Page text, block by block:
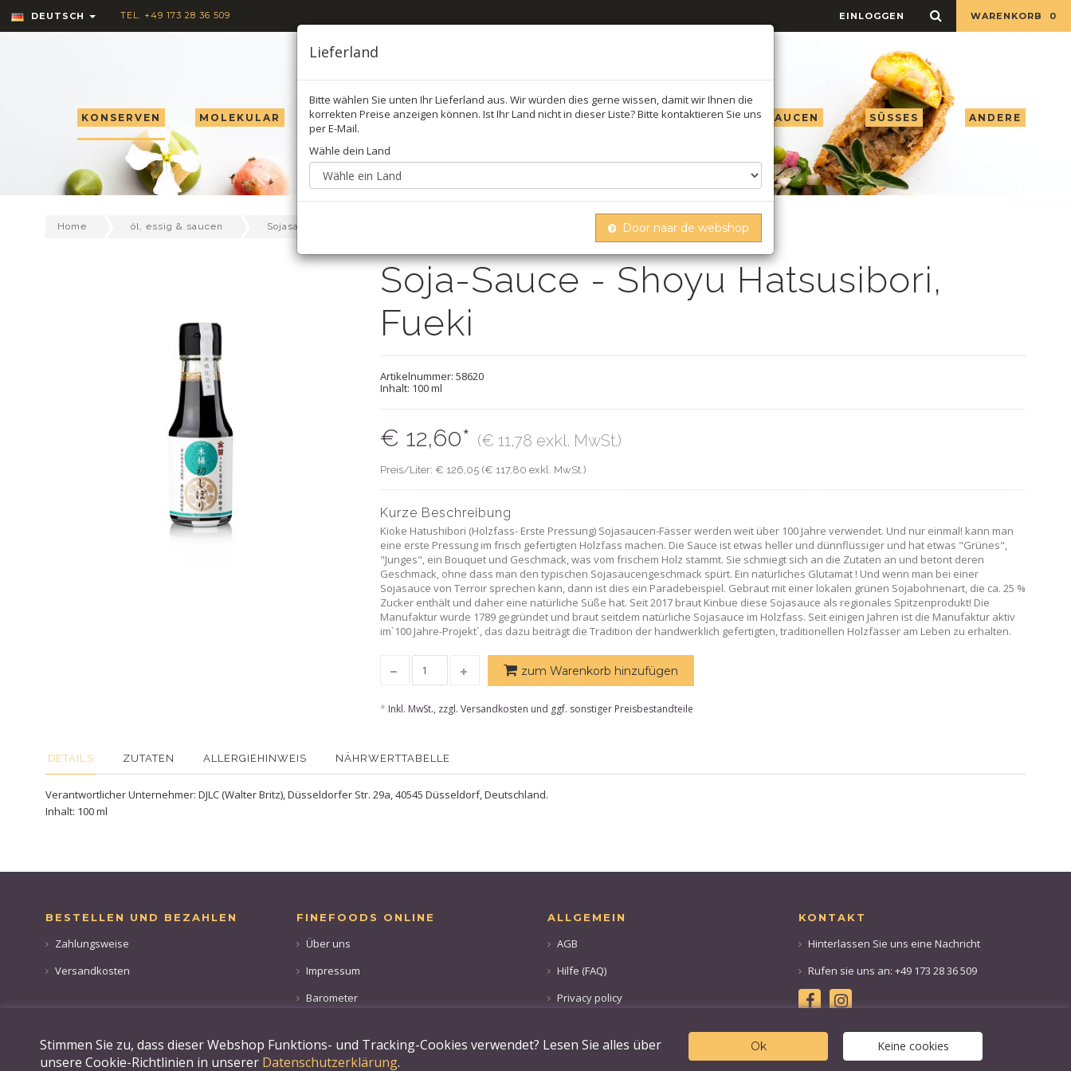
DEUTSCH TEL. +49 173 28 36 509 WARENKORB 0
EINLOGGEN
KONSERVEN MOLEKULAR TRÜFFEL ÖL, ESSIG & SAUCEN SÜSSES ANDERE
Home öl, essig & saucen Sojasauce
Soja-Sauce - Shoyu Hatsusibori,
Fueki
Artikelnummer: 58620
Inhalt: 100 ml
€ 12,60* (€ 11,78 exkl. MwSt.)
Preis/Liter: € 126,05 (€ 117,80 exkl. MwSt.)
Kurze Beschreibung
Kioke Hatushibori (Holzfass- Erste Pressung) Sojasaucen-Fässer werden weit über 100 Jahre verwendet. Und nur einmal! kann man
eine erste Pressung im frisch gefertigten Holzfass machen. Die Sauce ist etwas heller und dünnflüssiger und hat etwas "Grünes",
"Junges", ein Bouquet und Geschmack, was vom frischem Holz stammt. Sie schmiegt sich an die Zutaten an und betont deren
Geschmack, ohne dass man den typischen Sojasaucengeschmack spürt. Ein natürliches Glutamat ! Und wenn man bei einer
Sojasauce von Terroir sprechen kann, dann ist dies ein Paradebeispiel. Gebraut mit einer lokalen grünen Sojabohnenart, die ca. 25 %
Zucker enthält und daher eine natürliche Süße hat. Seit 2017 braut Kinbue diese Sojasauce als regionales Spitzenprodukt! Die
Manufaktur wurde 1789 gegründet und braut seitdem natürliche Sojasauce im Holzfass. Seit einigen Jahren ist die Manufaktur aktiv
im`100 Jahre-Projekt´, das dazu beiträgt die Tradition der handwerklich gefertigten, traditionellen Holzfässer am Leben zu erhalten.
zum Warenkorb hinzufügen
* Inkl. MwSt., zzgl. Versandkosten und ggf. sonstiger Preisbestandteile
DETAILS ZUTATEN ALLERGIEHINWEIS NÄHRWERTTABELLE
Verantwortlicher Unternehmer: DJLC (Walter Britz), Düsseldorfer Str. 29a, 40545 Düsseldorf, Deutschland.
Inhalt: 100 ml
BESTELLEN UND BEZAHLEN
Zahlungsweise
Versandkosten
FINEFOODS ONLINE
Über uns
Impressum
Barometer
ALLGEMEIN
AGB
Hilfe (FAQ)
Privacy policy
KONTAKT
Hinterlassen Sie uns eine Nachricht
Rufen sie uns an: +49 173 28 36 509
Stimmen Sie zu, dass dieser Webshop Funktions- und Tracking-Cookies verwendet? Lesen Sie alles über
unsere Cookie-Richtlinien in unserer Datenschutzerklärung.
Ok Keine cookies
Lieferland
Bitte wählen Sie unten Ihr Lieferland aus. Wir würden dies gerne wissen, damit wir Ihnen die
korrekten Preise anzeigen können. Ist Ihr Land nicht in dieser Liste? Bitte kontaktieren Sie uns
per E-Mail.
Wähle dein Land
Door naar de webshop